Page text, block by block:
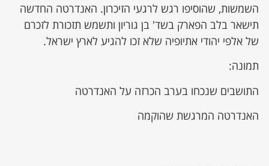
השמשות, שהוסיפו רגש לרגעי הזיכרון. האנדרטה החדשה
תישאר בלב הפארק בשד' בן גוריון ותשמש תזכורת לזכרם
של אלפי יהודי אתיופיה שלא זכו להגיע לארץ ישראל.
תמונה:
התושבים שנכחו בערב הכרזה על האנדרטה
האנדרטה המרגשת שהוקמה